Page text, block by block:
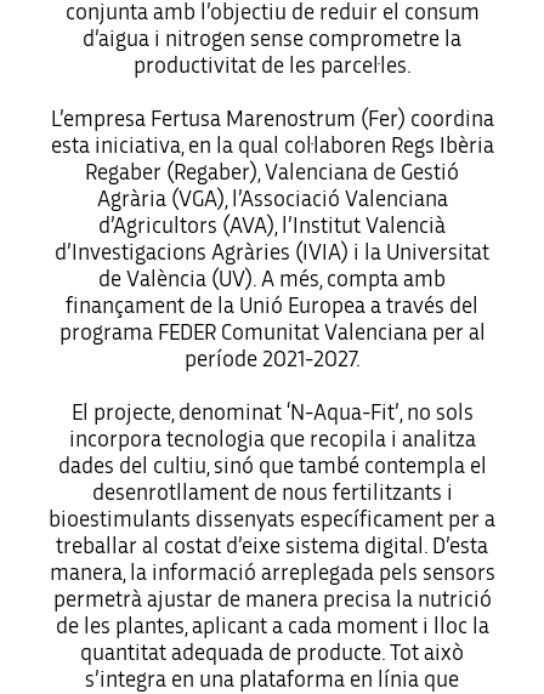
conjunta amb l’objectiu de reduir el consum
d’aigua i nitrogen sense comprometre la
productivitat de les parcel·les.
L’empresa Fertusa Marenostrum (Fer) coordina
esta iniciativa, en la qual col·laboren Regs Ibèria
Regaber (Regaber), Valenciana de Gestió
Agrària (VGA), l’Associació Valenciana
d’Agricultors (AVA), l’Institut Valencià
d’Investigacions Agràries (IVIA) i la Universitat
de València (UV). A més, compta amb
finançament de la Unió Europea a través del
programa FEDER Comunitat Valenciana per al
període 2021-2027.
El projecte, denominat ‘N-Aqua-Fit’, no sols
incorpora tecnologia que recopila i analitza
dades del cultiu, sinó que també contempla el
desenrotllament de nous fertilitzants i
bioestimulants dissenyats específicament per a
treballar al costat d’eixe sistema digital. D’esta
manera, la informació arreplegada pels sensors
permetrà ajustar de manera precisa la nutrició
de les plantes, aplicant a cada moment i lloc la
quantitat adequada de producte. Tot això
s’integra en una plataforma en línia que